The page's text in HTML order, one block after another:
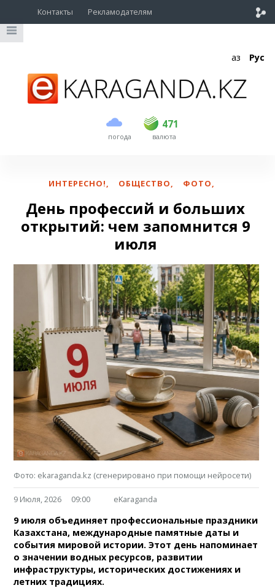
Контакты Рекламодателям
Қаз Рус
погода
471
USD 469.5
EUR валюта
ИНТЕРЕСНО!, ОБЩЕСТВО, ФОТО,
День профессий и больших
открытий: чем запомнится 9
июля
Фото: ekaraganda.kz (сгенерировано при помощи нейросети)
9 Июля, 2026 09:00 eKaraganda
9 июля объединяет профессиональные праздники
Казахстана, международные памятные даты и
события мировой истории. Этот день напоминает
о значении водных ресурсов, развитии
инфраструктуры, исторических достижениях и
летних традициях.